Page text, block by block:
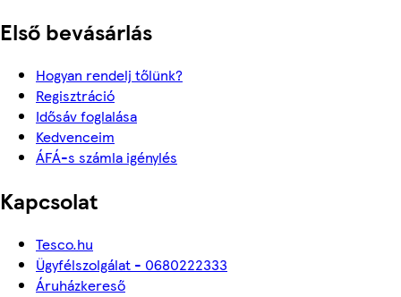
Első bevásárlás
Hogyan rendelj tőlünk?
Regisztráció
Idősáv foglalása
Kedvenceim
ÁFÁ-s számla igénylés
Kapcsolat
Tesco.hu
Ügyfélszolgálat - 0680222333
Áruházkereső